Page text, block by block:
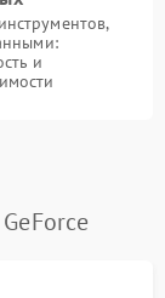
и